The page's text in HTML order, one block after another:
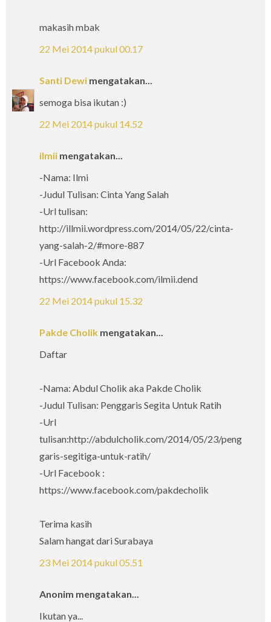
makasih mbak
22 Mei 2014 pukul 00.17
Santi Dewi mengatakan...
semoga bisa ikutan :)
22 Mei 2014 pukul 14.52
ilmii mengatakan...
-Nama: Ilmi
-Judul Tulisan: Cinta Yang Salah
-Url tulisan:
http://illmii.wordpress.com/2014/05/22/cinta-
yang-salah-2/#more-887
-Url Facebook Anda:
https://www.facebook.com/ilmii.dend
22 Mei 2014 pukul 15.32
Pakde Cholik mengatakan...
Daftar
-Nama: Abdul Cholik aka Pakde Cholik
-Judul Tulisan: Penggaris Segita Untuk Ratih
-Url
tulisan:http://abdulcholik.com/2014/05/23/peng
garis-segitiga-untuk-ratih/
-Url Facebook :
https://www.facebook.com/pakdecholik
Terima kasih
Salam hangat dari Surabaya
23 Mei 2014 pukul 05.51
Anonim mengatakan...
Ikutan ya...